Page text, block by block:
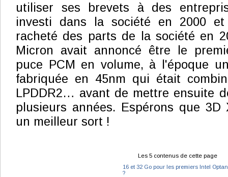
utiliser ses brevets à des
investi dans la société en 2000
racheté des parts de la société en
Micron avait annoncé être le
puce PCM en volume, à l'époque
fabriquée en 45nm qui était
LPDDR2… avant de mettre ensuite
plusieurs années. Espérons que
un meilleur sort !
Les 5 contenus de cette page
16 et 32 Go pour les premiers Intel
?